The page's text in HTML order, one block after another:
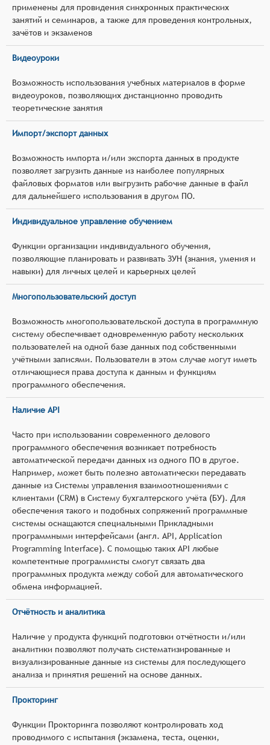
применены для провидения синхронных практических
занятий и семинаров, а также для проведения контрольных,
зачётов и экзаменов
Видеоуроки
Возможность использования учебных материалов в форме
видеоуроков, позволяющих дистанционно проводить
теоретические занятия
Импорт/экспорт данных
Возможность импорта и/или экспорта данных в продукте
позволяет загрузить данные из наиболее популярных
файловых форматов или выгрузить рабочие данные в файл
для дальнейшего использования в другом ПО.
Индивидуальное управление обучением
Функции организации индивидуального обучения,
позволяющие планировать и развивать ЗУН (знания, умения и
навыки) для личных целей и карьерных целей
Многопользовательский доступ
Возможность многопользовательской доступа в программную
систему обеспечивает одновременную работу нескольких
пользователей на одной базе данных под собственными
учётными записями. Пользователи в этом случае могут иметь
отличающиеся права доступа к данным и функциям
программного обеспечения.
Наличие API
Часто при использовании современного делового
программного обеспечения возникает потребность
автоматической передачи данных из одного ПО в другое.
Например, может быть полезно автоматически передавать
данные из Системы управления взаимоотношениями с
клиентами (CRM) в Систему бухгалтерского учёта (БУ). Для
обеспечения такого и подобных сопряжений программные
системы оснащаются специальными Прикладными
программными интерфейсами (англ. API, Application
Programming Interface). С помощью таких API любые
компетентные программисты смогут связать два
программных продукта между собой для автоматического
обмена информацией.
Отчётность и аналитика
Наличие у продукта функций подготовки отчётности и/или
аналитики позволяют получать систематизированные и
визуализированные данные из системы для последующего
анализа и принятия решений на основе данных.
Прокторинг
Функции Прокторинга позволяют контролировать ход
проводимого с испытания (экзамена, теста, оценки,